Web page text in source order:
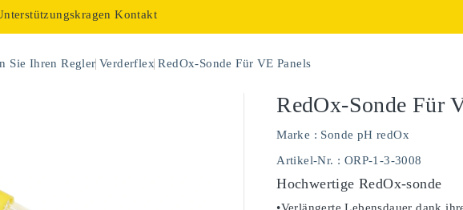
Kontakt
Sie Ihren Regler Verderflex RedOx-Sonde Für VE Panels
RedOx-Sonde Für
Marke : Sonde pH redOx
Artikel-Nr. : ORP-1-3-3008
Hochwertige RedOx-sonde